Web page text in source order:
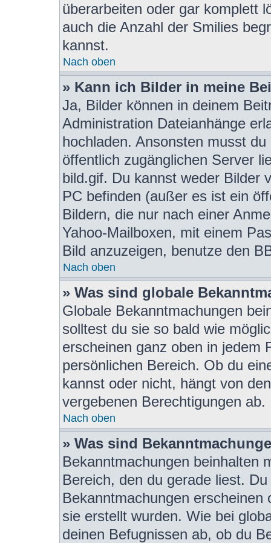
überarbeiten oder gar komplett
auch die Anzahl der Smilies
kannst.
Nach oben
» Kann ich Bilder in meine
Ja, Bilder können in deinem
Administration Dateianhänge
hochladen. Ansonsten musst
öffentlich zugänglichen Server
bild.gif. Du kannst weder Bilder
PC befinden (außer es ist ein
Bildern, die nur nach einer
Yahoo-Mailboxen, mit einem
Bild anzuzeigen, benutze den
Nach oben
» Was sind globale
Globale Bekanntmachungen
solltest du sie so bald wie
erscheinen ganz oben in jedem
persönlichen Bereich. Ob du
kannst oder nicht, hängt von
vergebenen Berechtigungen ab.
Nach oben
» Was sind
Bekanntmachungen beinhalten
Bereich, den du gerade liest.
Bekanntmachungen
sie erstellt wurden. Wie bei
deinen Befugnissen ab, ob du